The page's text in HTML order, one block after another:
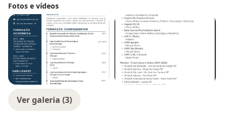
Fotos e vídeos
Ver galeria (3)